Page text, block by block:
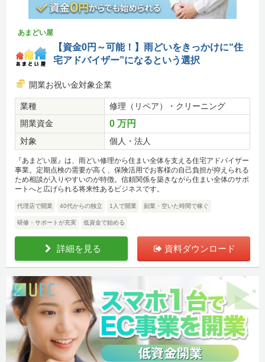
あまどい屋
【資金0円～可能！】雨どいをきっかけに“住
宅アドバイザー”になるという選択
開業お祝い金対象企業
業種
修理（リペア）・クリーニング
開業資金
0 万円
対象 個人・法人
『あまどい屋』は、雨どい修理から住まい全体を支える住宅アドバイザー
事業。定期点検の需要が高く、保険活用でお客様の自己負担が抑えられる
ため相談が入りやすいのが特徴。信頼関係を築きながら住まい全体のサポ
ートへと広げられる将来性あるビジネスです。
代理店で開業 40代からの独立 1人で開業 副業・空いた時間で稼ぐ
研修・サポートが充実 低資金で始める
詳細を見る 資料ダウンロード